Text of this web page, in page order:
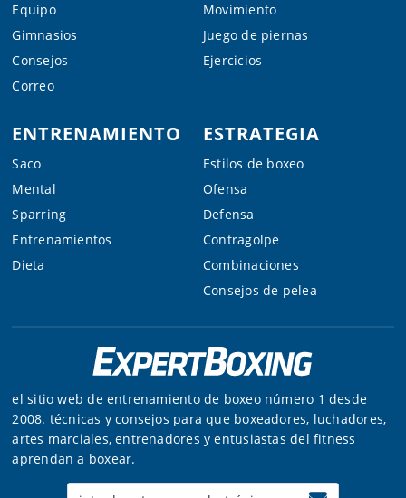
Equipo
Gimnasios
Consejos
Correo
Movimiento
Juego de piernas
Ejercicios
ENTRENAMIENTO
Saco
Mental
Sparring
Entrenamientos
Dieta
ESTRATEGIA
Estilos de boxeo
Ofensa
Defensa
Contragolpe
Combinaciones
Consejos de pelea
el sitio web de entrenamiento de boxeo número 1 desde
2008. técnicas y consejos para que boxeadores, luchadores,
artes marciales, entrenadores y entusiastas del fitness
aprendan a boxear.
Enter